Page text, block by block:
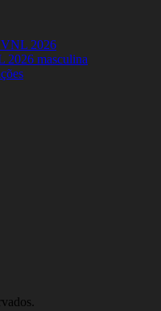
VNL 2026
2026 masculina